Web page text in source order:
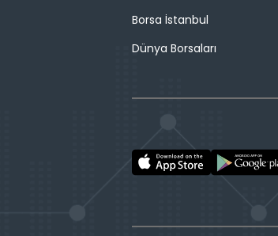
Borsa İstanbul
Dünya Borsaları